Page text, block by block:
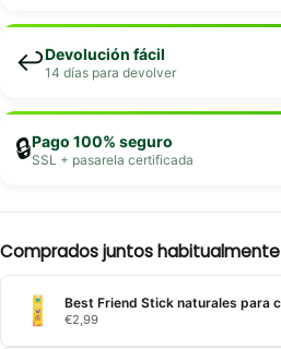
↩️Devolución fácil
14 días para devolver
🔒Pago 100% seguro
SSL + pasarela certificada
Comprados juntos habitualmente
€2,99